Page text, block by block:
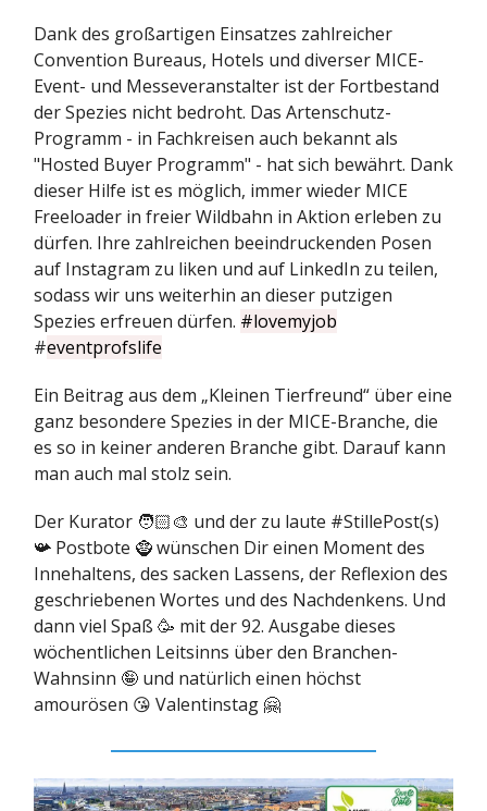
Dank des großartigen Einsatzes zahlreicher
Convention Bureaus, Hotels und diverser MICE-
Event- und Messeveranstalter ist der Fortbestand
der Spezies nicht bedroht. Das Artenschutz-
Programm - in Fachkreisen auch bekannt als
"Hosted Buyer Programm" - hat sich bewährt. Dank
dieser Hilfe ist es möglich, immer wieder MICE
Freeloader in freier Wildbahn in Aktion erleben zu
dürfen. Ihre zahlreichen beeindruckenden Posen
auf Instagram zu liken und auf LinkedIn zu teilen,
sodass wir uns weiterhin an dieser putzigen
Spezies erfreuen dürfen. #lovemyjob
#eventprofslife
Ein Beitrag aus dem „Kleinen Tierfreund“ über eine
ganz besondere Spezies in der MICE-Branche, die
es so in keiner anderen Branche gibt. Darauf kann
man auch mal stolz sein.
Der Kurator 🧑🏻‍🎨 und der zu laute #StillePost(s)
📯 Postbote 🧌 wünschen Dir einen Moment des
Innehaltens, des sacken Lassens, der Reflexion des
geschriebenen Wortes und des Nachdenkens. Und
dann viel Spaß 🥳 mit der 92. Ausgabe dieses
wöchentlichen Leitsinns über den Branchen-
Wahnsinn 🤪 und natürlich einen höchst
amourösen 😘 Valentinstag 🤗